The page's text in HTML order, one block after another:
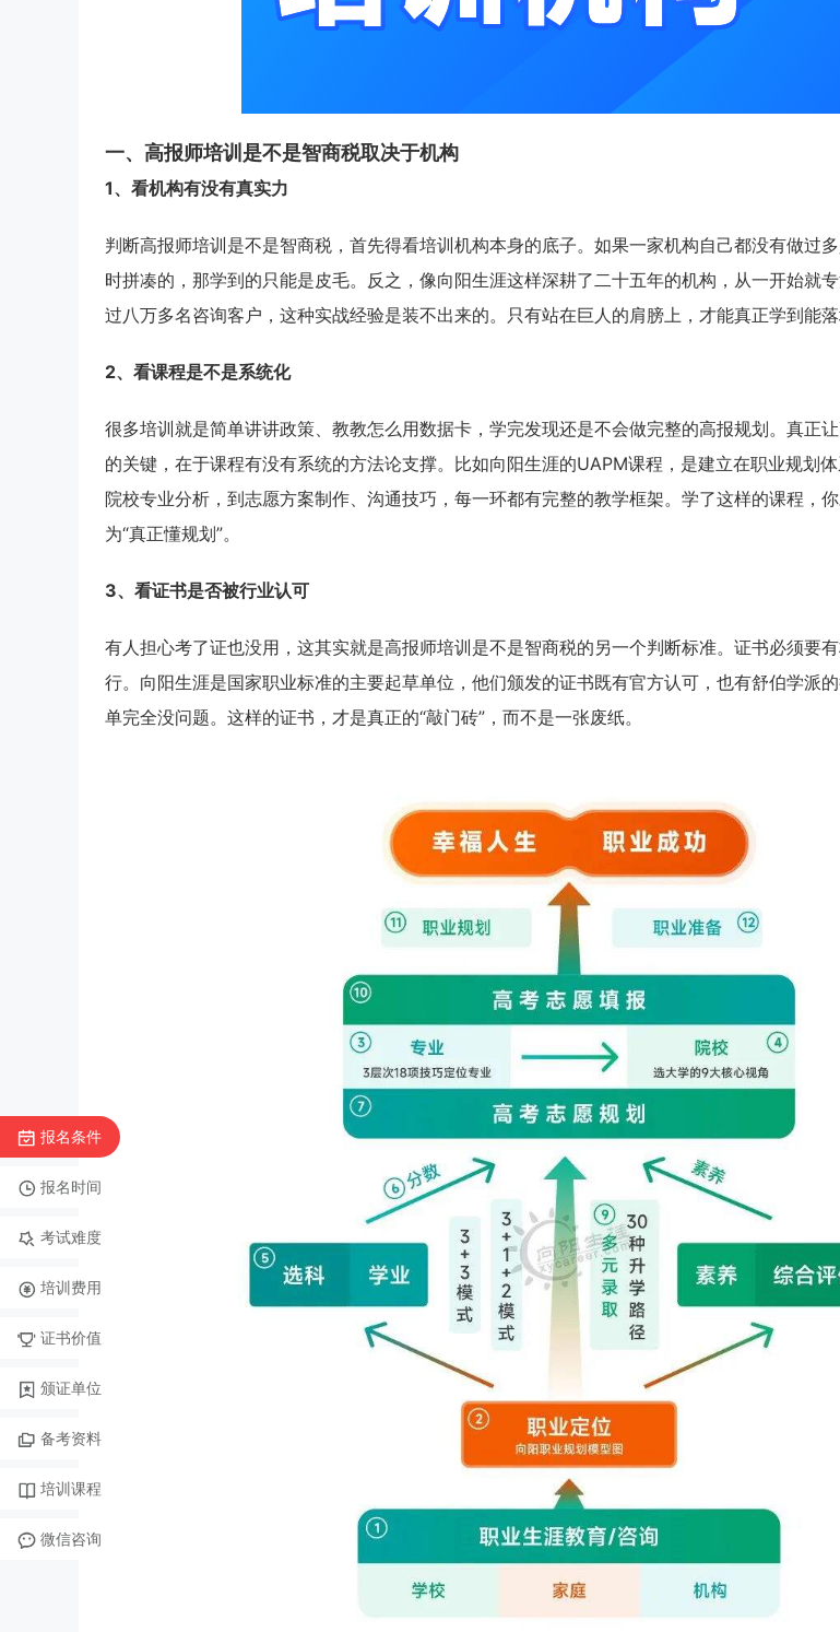
一、高报师培训是不是智商税取决于机构
1、看机构有没有真实力
判断高报师培训是不是智商税，首先得看培训机构本身的底子。如果一家机构自己都没有做过
时拼凑的，那学到的只能是皮毛。反之，像向阳生涯这样深耕了二十五年的机构，从一开始就
过八万多名咨询客户，这种实战经验是装不出来的。只有站在巨人的肩膀上，才能真正学到能落
2、看课程是不是系统化
很多培训就是简单讲讲政策、教教怎么用数据卡，学完发现还是不会做完整的高报规划。真正
的关键，在于课程有没有系统的方法论支撑。比如向阳生涯的UAPM课程，是建立在职业规划体
院校专业分析，到志愿方案制作、沟通技巧，每一环都有完整的教学框架。学了这样的课程，
为“真正懂规划”。
3、看证书是否被行业认可
有人担心考了证也没用，这其实就是高报师培训是不是智商税的另一个判断标准。证书必须要
行。向阳生涯是国家职业标准的主要起草单位，他们颁发的证书既有官方认可，也有舒伯学派
单完全没问题。这样的证书，才是真正的“敲门砖”，而不是一张废纸。
上海班
BSC
报名条件
报名时间
考试难度
培训费用
证书价值
颁证单位
备考资料
培训课程
微信咨询